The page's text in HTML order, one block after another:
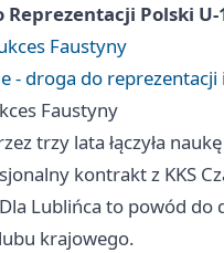
Reprezentacji Polski U-
Faustyny
- droga do
Faustyny
trzy lata łączyła
kontrakt z KKS
Lublińca to powód
krajowego.